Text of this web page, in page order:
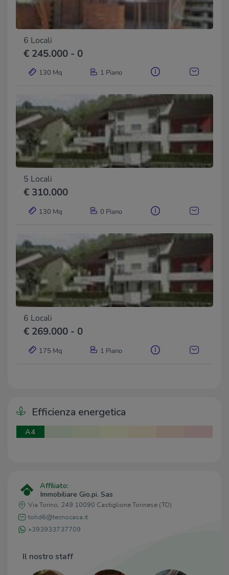
6 Locali
€ 245.000 - 0
130 Mq 1 Piano
5 Locali
€ 310.000
130 Mq 0 Piano
6 Locali
€ 269.000 - 0
175 Mq 1 Piano
Efficienza energetica
A4
Affiliato:
Immobiliare Gio.pi. Sas
Via Torino, 249 10090 Castiglione Torinese (TO)
tohd6@tecnocasa.it
+393933737709
Il nostro staff